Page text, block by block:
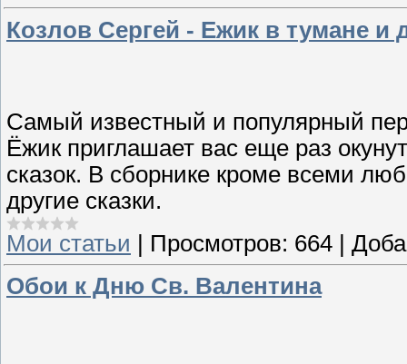
Козлов Сергей - Ежик в тумане и
Самый известный и популярный
Ёжик приглашает вас еще раз
сказок. В сборнике кроме всеми
другие сказки.
Мои статьи | Просмотров: 664 |
Обои к Дню Св. Валентина